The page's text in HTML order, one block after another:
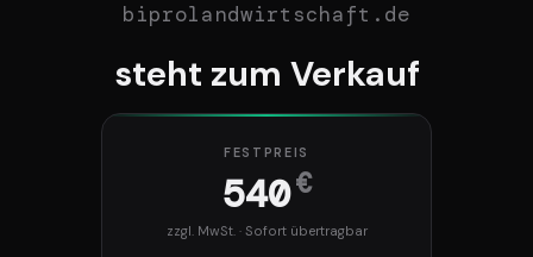
biprolandwirtschaft.de
steht zum Verkauf
FESTPREIS
540€
zzgl. MwSt. · Sofort übertragbar